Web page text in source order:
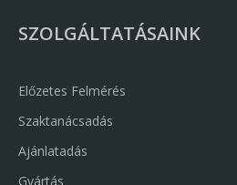
SZOLGÁLTATÁSAINK
Előzetes Felmérés
Szaktanácsadás
Ajánlatadás
Gyártás